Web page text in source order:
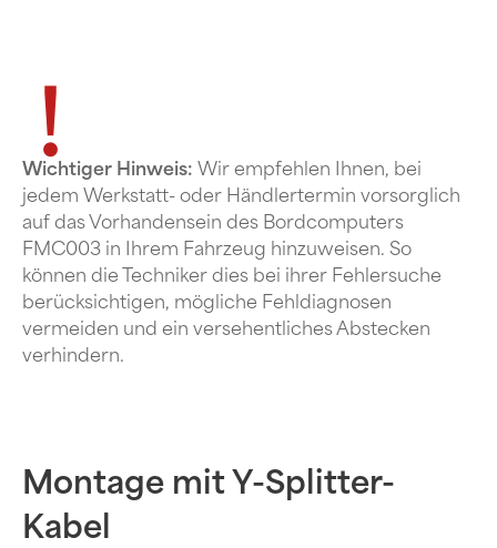
Wichtiger Hinweis: Wir empfehlen Ihnen, bei
jedem Werkstatt- oder Händlertermin vorsorglich
auf das Vorhandensein des Bordcomputers
FMC003 in Ihrem Fahrzeug hinzuweisen. So
können die Techniker dies bei ihrer Fehlersuche
berücksichtigen, mögliche Fehldiagnosen
vermeiden und ein versehentliches Abstecken
verhindern.
Montage mit Y-Splitter-
Kabel